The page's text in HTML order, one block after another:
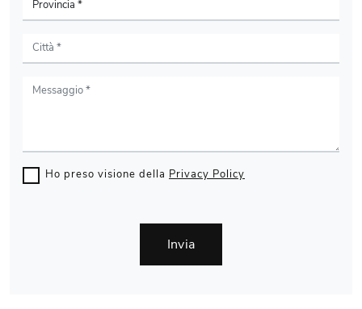
Ho preso visione della Privacy Policy
Invia